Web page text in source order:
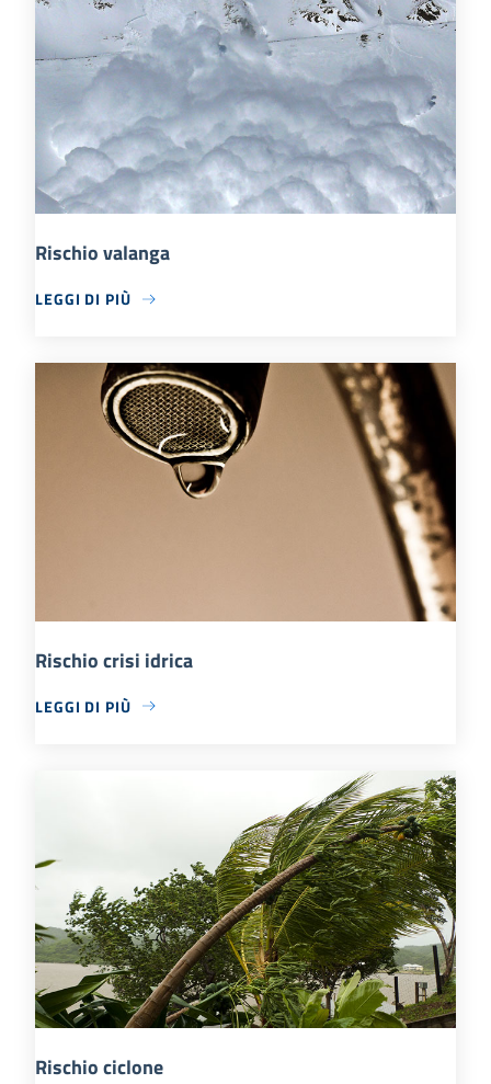
Rischio valanga
LEGGI DI PIÙ
Rischio crisi idrica
LEGGI DI PIÙ
Rischio ciclone